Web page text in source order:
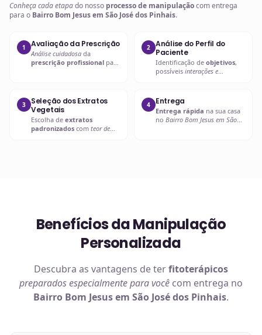
Conheça cada etapado nosso processo de manipulaçãocom entrega
para o Bairro Bom Jesus em São José dos Pinhais.
1 Avaliação da Prescrição
Análise cuidadosa da
prescrição profissional para
2
Análise do Perfil do
Paciente
Identificação de objetivos,
possíveis interações e
3
Seleção dos Extratos
Vegetais
Escolha de extratos
padronizados com teor de
4 Entrega
Entrega rápida na sua casa
no Bairro Bom Jesus em São
Benefícios da Manipulação
Personalizada
Descubra as vantagens de terfitoterápicos
preparados especialmente para você com entrega no
Bairro Bom Jesus em São José dos Pinhais.